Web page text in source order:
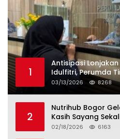
1
Antisipasi
Idulfitri, Perumda
Berlakukan Status
03/13/2026 8268
2
Nutrihub Bogor
Kasih Sayang
Tropicana
02/18/2026 6163